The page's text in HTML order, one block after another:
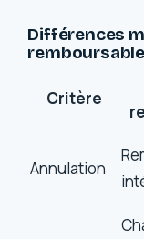
Différences
Critère
Annulation